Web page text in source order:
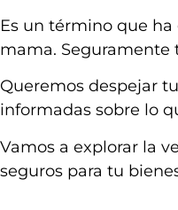
Es un término que
mama. Seguramente
Queremos despejar
informadas sobre lo
Vamos a explorar la
seguros para tu